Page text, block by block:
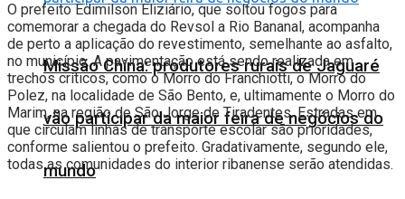
Missão China: produtores rurais de Jaguaré
vão participar da maior feira de negócios do
mundo
O prefeito Edimilson Eliziário, que soltou fogos para
comemorar a chegada do Revsol a Rio Bananal, acompanha
de perto a aplicação do revestimento, semelhante ao asfalto,
no município. A pavimentação está sendo realizada em
trechos críticos, como o Morro do Franchiotti, o Morro do
Polez, na localidade de São Bento, e, ultimamente o Morro do
Marim, na região de São Jorge de Tiradentes. Estradas em
que circulam linhas de transporte escolar são prioridades,
conforme salientou o prefeito. Gradativamente, segundo ele,
todas as comunidades do interior ribanense serão atendidas.